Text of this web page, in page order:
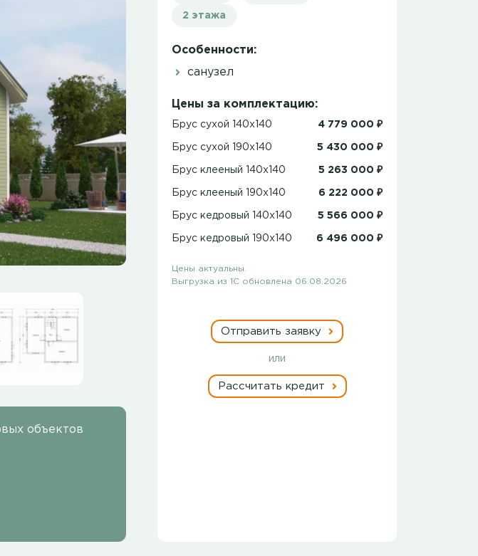
объектов
2 этажа
Особенности:
санузел
Цены за комплектацию:
Брус сухой 140x140 4 779 000 ₽
Брус сухой 190x140 5 430 000 ₽
Брус клееный 140x140 5 263 000 ₽
Брус клееный 190x140 6 222 000 ₽
Брус кедровый 140x140 5 566 000 ₽
Брус кедровый 190x140 6 496 000 ₽
Цены актуальны.
Выгрузка из 1С обновлена 06.08.2026
Отправить заявку
или
Рассчитать кредит